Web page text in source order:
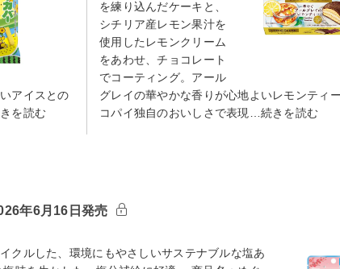
アイスとの
を読む
を練り込んだケーキと、
シチリア産レモン果汁を
使用したレモンクリーム
をあわせ、チョコレート
でコーティング。アール
グレイの華やかな香りが心地よいレモンティ
コパイ独自のおいしさで表現…続きを読む
年6月16日発売
クルした、環境にもやさしいサステナブルな塩あ